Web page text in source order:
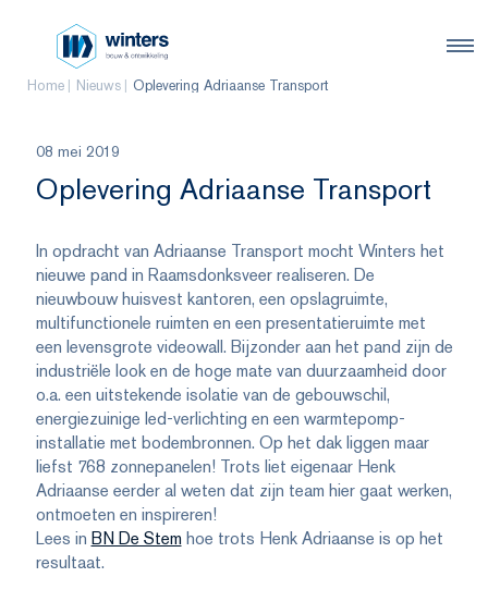
Home Nieuws Oplevering Adriaanse Transport
08 mei 2019
Oplevering Adriaanse Transport
In opdracht van Adriaanse Transport mocht Winters het
nieuwe pand in Raamsdonksveer realiseren. De
nieuwbouw huisvest kantoren, een opslagruimte,
multifunctionele ruimten en een presentatieruimte met
een levensgrote videowall. Bijzonder aan het pand zijn de
industriële look en de hoge mate van duurzaamheid door
o.a. een uitstekende isolatie van de gebouwschil,
energiezuinige led-verlichting en een warmtepomp-
installatie met bodembronnen. Op het dak liggen maar
liefst 768 zonnepanelen! Trots liet eigenaar Henk
Adriaanse eerder al weten dat zijn team hier gaat werken,
ontmoeten en inspireren!
Lees in BN De Stem hoe trots Henk Adriaanse is op het
resultaat.